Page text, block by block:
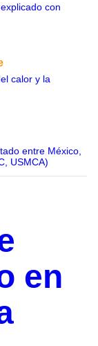
con
calor y la
entre México,
USMCA)
en